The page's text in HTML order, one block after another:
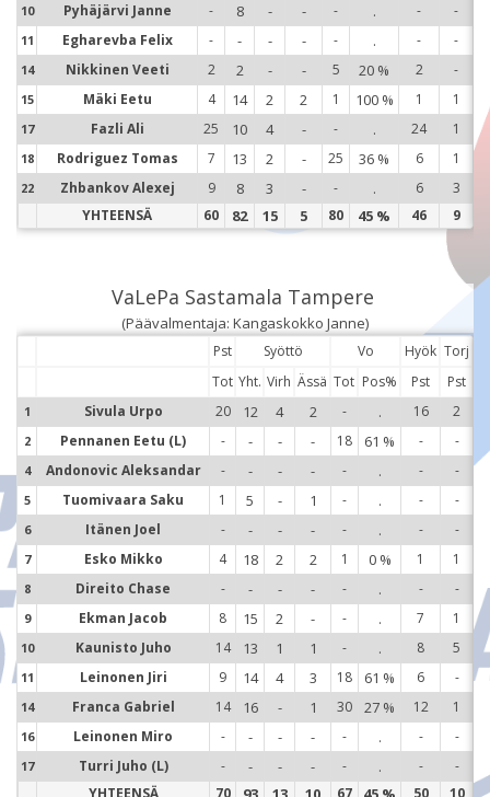
10 Pyhäjärvi Janne - 8 - - - . - -
11 Egharevba Felix - - - - - . - -
14 Nikkinen Veeti 2 2 - - 5 20 % 2 -
15 Mäki Eetu 4 14 2 2 1 100 % 1 1
17 Fazli Ali 25 10 4 - - . 24 1
18 Rodriguez Tomas 7 13 2 - 25 36 % 6 1
22 Zhbankov Alexej 9 8 3 - - . 6
3
YHTEENSÄ
60 82 15 5 80 45 % 46 9
VaLePa Sastamala Tampere
(Päävalmentaja: Kangaskokko Janne)
Pst Syöttö Vo Hyök Torj
Tot Yht. Virh Ässä Tot Pos% Pst Pst
1 Sivula Urpo 20 12 4 2 - . 16 2
2 Pennanen Eetu (L) - - - - 18 61 % - -
4 Andonovic Aleksandar - - - - - . - -
5 Tuomivaara Saku 1 5 - 1 - . - -
6 Itänen Joel - - - - - . - -
7 Esko Mikko 4 18 2 2 1 0 % 1 1
8 Direito Chase - - - - - . - -
9 Ekman Jacob 8 15 2 - - . 7 1
10 Kaunisto Juho 14 13 1 1 - . 8 5
11 Leinonen Jiri 9 14 4 3 18 61 % 6 -
14 Franca Gabriel 14 16 - 1 30 27 % 12 1
16 Leinonen Miro - - - - - . - -
17 Turri Juho (L) - - - - - . -
-
YHTEENSÄ
70 67 50 10
17
8
10
11